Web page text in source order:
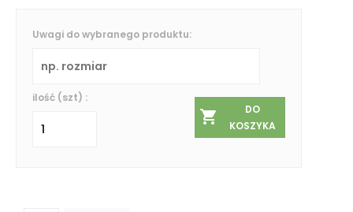
Uwagi do wybranego produktu:
ilość (szt) :
DO
KOSZYKA